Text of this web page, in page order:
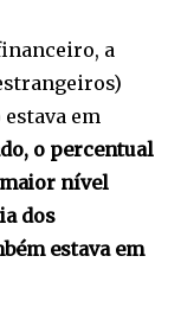
a
em
o percentual
maior nível
dos
estava em